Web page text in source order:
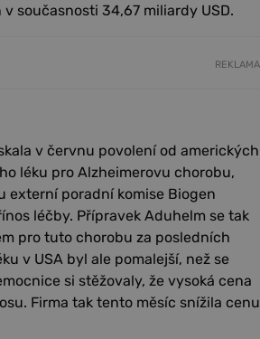
současnosti 34,67 miliardy USD.
REKLAMA
v červnu povolení od amerických
léku pro Alzheimerovu chorobu,
externí poradní komise Biogen
léčby. Přípravek Aduhelm se tak
pro tuto chorobu za posledních
v USA byl ale pomalejší, než se
si stěžovaly, že vysoká cena
Firma tak tento měsíc snížila cenu